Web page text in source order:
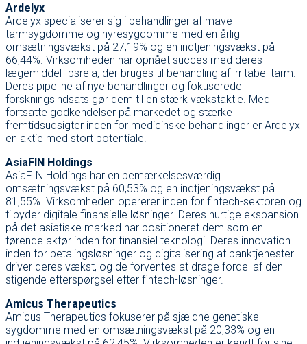
Ardelyx
Ardelyx specialiserer sig i behandlinger af mave-
tarmsygdomme og nyresygdomme med en årlig
omsætningsvækst på 27,19% og en indtjeningsvækst på
66,44%. Virksomheden har opnået succes med deres
lægemiddel Ibsrela, der bruges til behandling af irritabel tarm.
Deres pipeline af nye behandlinger og fokuserede
forskningsindsats gør dem til en stærk vækstaktie. Med
fortsatte godkendelser på markedet og stærke
fremtidsudsigter inden for medicinske behandlinger er Ardelyx
en aktie med stort potentiale.
AsiaFIN Holdings
AsiaFIN Holdings har en bemærkelsesværdig
omsætningsvækst på 60,53% og en indtjeningsvækst på
81,55%. Virksomheden opererer inden for fintech-sektoren og
tilbyder digitale finansielle løsninger. Deres hurtige ekspansion
på det asiatiske marked har positioneret dem som en
førende aktør inden for finansiel teknologi. Deres innovation
inden for betalingsløsninger og digitalisering af banktjenester
driver deres vækst, og de forventes at drage fordel af den
stigende efterspørgsel efter fintech-løsninger.
Amicus Therapeutics
Amicus Therapeutics fokuserer på sjældne genetiske
sygdomme med en omsætningsvækst på 20,33% og en